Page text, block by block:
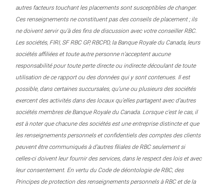
autres facteurs touchant les placements sont susceptibles de changer.
Ces renseignements ne constituent pas des conseils de placement ; ils
ne doivent servir qu’à des fins de discussion avec votre conseiller RBC.
Les sociétés, FIRI, SF RBC GP, RBCPD, la Banque Royale du Canada, leurs
sociétés affiliées et toute autre personne n’acceptent aucune
responsabilité pour toute perte directe ou indirecte découlant de toute
utilisation de ce rapport ou des données qui y sont contenues. Il est
possible, dans certaines succursales, qu’une ou plusieurs des sociétés
exercent des activités dans des locaux qu’elles partagent avec d’autres
sociétés membres de Banque Royale du Canada. Lorsque c’est le cas, il
est à noter que chacune des sociétés est une entreprise distincte et que
les renseignements personnels et confidentiels des comptes des clients
peuvent être communiqués à d’autres filiales de RBC seulement si
celles-ci doivent leur fournir des services, dans le respect des lois et avec
leur consentement. En vertu du Code de déontologie de RBC, des
Principes de protection des renseignements personnels à RBC et de la